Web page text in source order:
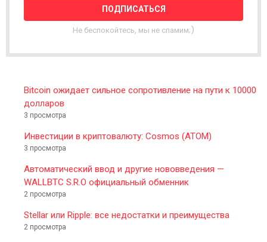
T
R
Не беспокойтесь, мы не спамим;)
Bitcoin ожидает сильное сопротивление на пути к 10000
долларов
3 просмотра
Инвестиции в криптовалюту: Cosmos (ATOM)
3 просмотра
Автоматический ввод и другие нововведения —
WALLBTC S.R.O официальный обменник
2 просмотра
Stellar или Ripple: все недостатки и преимущества
2 просмотра